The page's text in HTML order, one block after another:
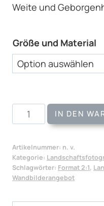
Weite und
Größe und Material
Wandbild
Morgennebel
der
Steiermark
Menge
IN DEN
Artikelnummer: n. v.
Kategorie:
Schlagwörter: Format 2:1,
Wandbilderangebot